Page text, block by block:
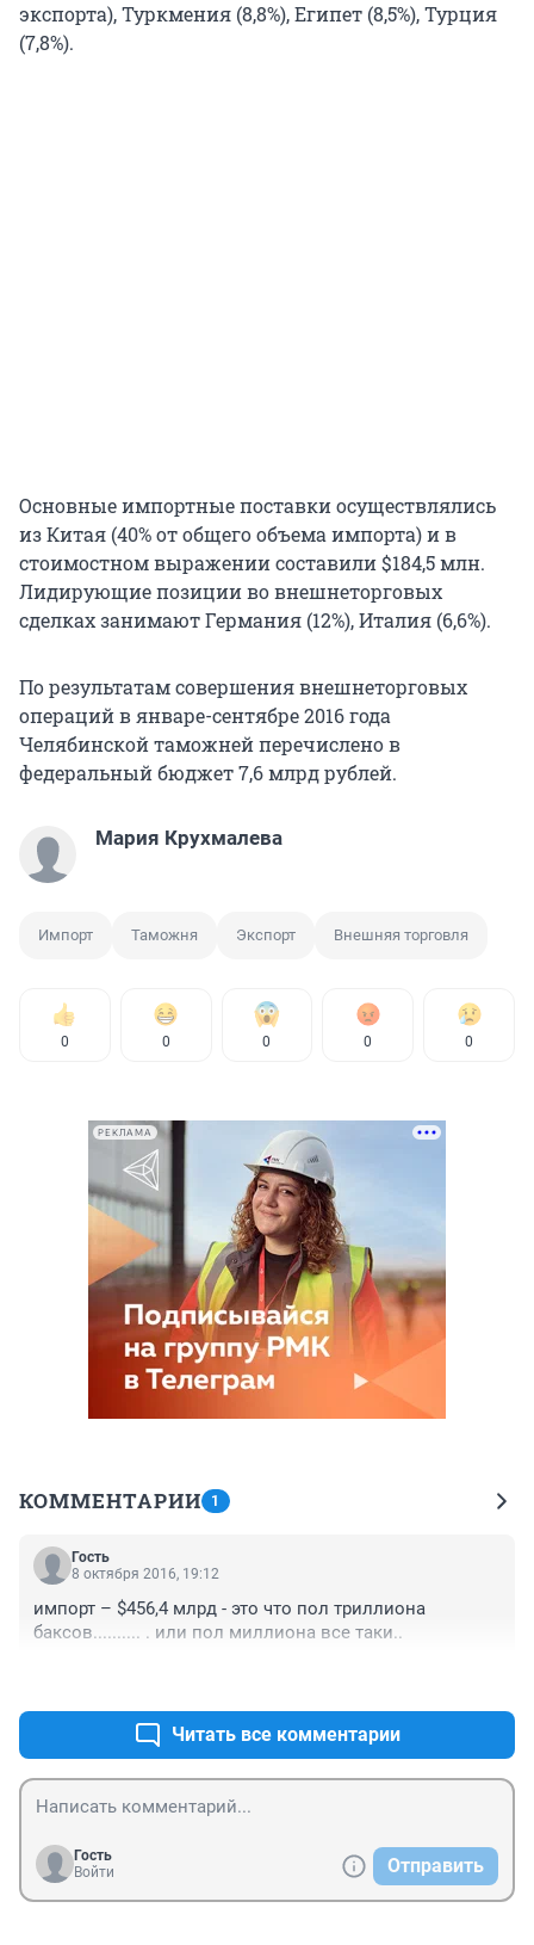
экспорта), Туркмения (8,8%), Египет (8,5%), Турция
(7,8%).
Основные импортные поставки осуществлялись
из Китая (40% от общего объема импорта) и в
стоимостном выражении составили $184,5 млн.
Лидирующие позиции во внешнеторговых
сделках занимают Германия (12%), Италия (6,6%).
По результатам совершения внешнеторговых
операций в январе-сентябре 2016 года
Челябинской таможней перечислено в
федеральный бюджет 7,6 млрд рублей.
Мария Крухмалева
Импорт Таможня Экспорт Внешняя торговля
0 0 0 0 0
РЕКЛАМА
КОММЕНТАРИИ 1
Гость
8 октября 2016, 19:12
импорт – $456,4 млрд - это что пол триллиона
баксов.......... . или пол миллиона все таки..
Читать все комментарии
Гость
Войти
Отправить